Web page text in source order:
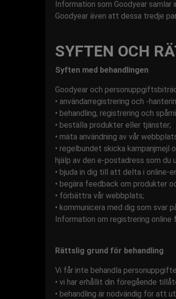
Information som Goodyear
Goodyear även att dessa tredje
SYFTEN OCH
Syften med behandlingen
Goodyear och
• användarregistrering och -
• behandling, registrering och
• beställa produkter eller tjänster;
• mäta användning av vår
• regelbundet skicka
hjälp av den e-postadress som du
• bjuda in dig till att delta i online-
• begära feedback om produkter
• förbättra vår webbplats;
• kommunicera med dig som svar
Information om registrering online
Rättslig grund för behandling
Vi får inte behandla
• vi har erhållit din föregående
• behandling är nödvändig för att